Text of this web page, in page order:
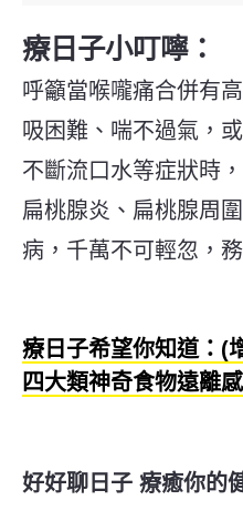
療日子小叮嚀：
呼籲當喉嚨痛合併有
吸困難、喘不過氣，
不斷流口水等症狀時
扁桃腺炎、扁桃腺周
病，千萬不可輕忽，
療日子希望你知道：(
四大類神奇食物遠離
好好聊日子 療癒你的